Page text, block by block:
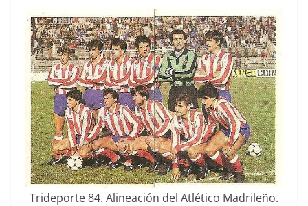
Trideporte 84. Alineación del Atlético Madrileño.